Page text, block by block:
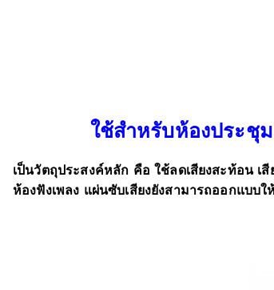
ใช้สำหรับห้องประชุ
เป็นวัตถุประสงค์หลัก คือ ใช้ลดเสียงสะท้อน เ
ห้องฟังเพลง แผ่นซับเสียงยังสามารถออกแบ